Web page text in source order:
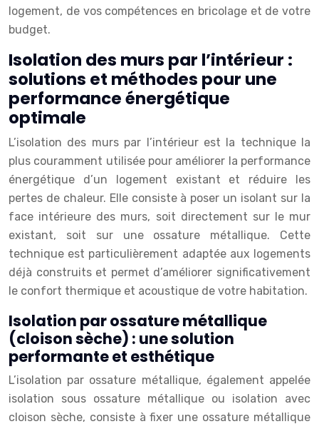
logement, de vos compétences en bricolage et de votre
budget.
Isolation des murs par l’intérieur :
solutions et méthodes pour une
performance énergétique
optimale
L’isolation des murs par l’intérieur est la technique la
plus couramment utilisée pour améliorer la performance
énergétique d’un logement existant et réduire les
pertes de chaleur. Elle consiste à poser un isolant sur la
face intérieure des murs, soit directement sur le mur
existant, soit sur une ossature métallique. Cette
technique est particulièrement adaptée aux logements
déjà construits et permet d’améliorer significativement
le confort thermique et acoustique de votre habitation.
Isolation par ossature métallique
(cloison sèche) : une solution
performante et esthétique
L’isolation par ossature métallique, également appelée
isolation sous ossature métallique ou isolation avec
cloison sèche, consiste à fixer une ossature métallique